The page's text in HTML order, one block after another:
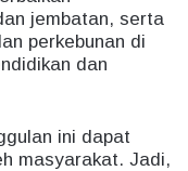
jembatan, serta
perkebunan di
dan
ini dapat
masyarakat. Jadi,